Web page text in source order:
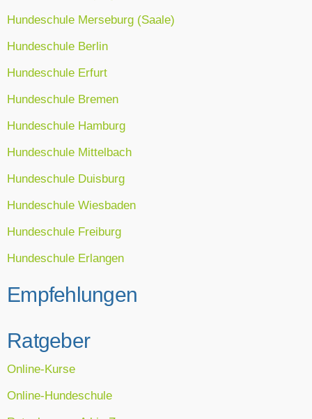
Hundeschule Merseburg (Saale)
Hundeschule Berlin
Hundeschule Erfurt
Hundeschule Bremen
Hundeschule Hamburg
Hundeschule Mittelbach
Hundeschule Duisburg
Hundeschule Wiesbaden
Hundeschule Freiburg
Hundeschule Erlangen
Empfehlungen
Ratgeber
Online-Kurse
Online-Hundeschule